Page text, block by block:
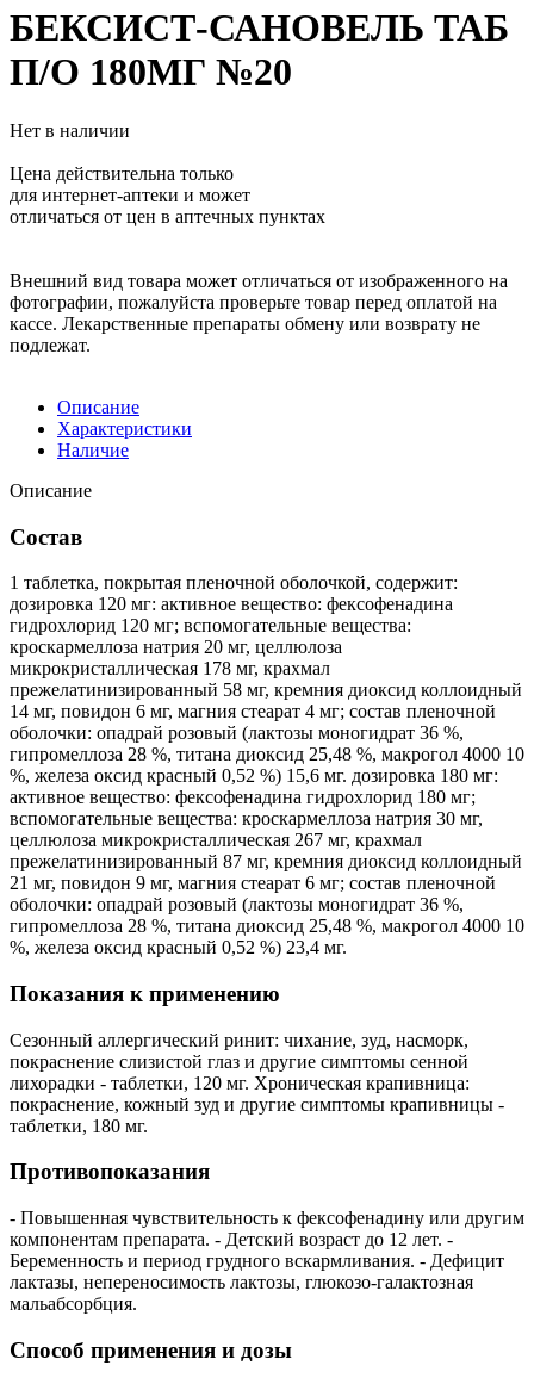
БЕКСИСТ-САНОВЕЛЬ ТАБ
П/О 180МГ №20
Нет в наличии
Цена действительна только
для интернет-аптеки и может
отличаться от цен в аптечных пунктах
Внешний вид товара может отличаться от изображенного на
фотографии, пожалуйста проверьте товар перед оплатой на
кассе. Лекарственные препараты обмену или возврату не
подлежат.
Описание
Характеристики
Наличие
Описание
Состав
1 таблетка, покрытая пленочной оболочкой, содержит:
дозировка 120 мг: активное вещество: фексофенадина
гидрохлорид 120 мг; вспомогательные вещества:
кроскармеллоза натрия 20 мг, целлюлоза
микрокристаллическая 178 мг, крахмал
прежелатинизированный 58 мг, кремния диоксид коллоидный
14 мг, повидон 6 мг, магния стеарат 4 мг; состав пленочной
оболочки: опадрай розовый (лактозы моногидрат 36 %,
гипромеллоза 28 %, титана диоксид 25,48 %, макрогол 4000 10
%, железа оксид красный 0,52 %) 15,6 мг. дозировка 180 мг:
активное вещество: фексофенадина гидрохлорид 180 мг;
вспомогательные вещества: кроскармеллоза натрия 30 мг,
целлюлоза микрокристаллическая 267 мг, крахмал
прежелатинизированный 87 мг, кремния диоксид коллоидный
21 мг, повидон 9 мг, магния стеарат 6 мг; состав пленочной
оболочки: опадрай розовый (лактозы моногидрат 36 %,
гипромеллоза 28 %, титана диоксид 25,48 %, макрогол 4000 10
%, железа оксид красный 0,52 %) 23,4 мг.
Показания к применению
Сезонный аллергический ринит: чихание, зуд, насморк,
покраснение слизистой глаз и другие симптомы сенной
лихорадки - таблетки, 120 мг. Хроническая крапивница:
покраснение, кожный зуд и другие симптомы крапивницы -
таблетки, 180 мг.
Противопоказания
- Повышенная чувствительность к фексофенадину или другим
компонентам препарата. - Детский возраст до 12 лет. -
Беременность и период грудного вскармливания. - Дефицит
лактазы, непереносимость лактозы, глюкозо-галактозная
мальабсорбция.
Способ применения и дозы